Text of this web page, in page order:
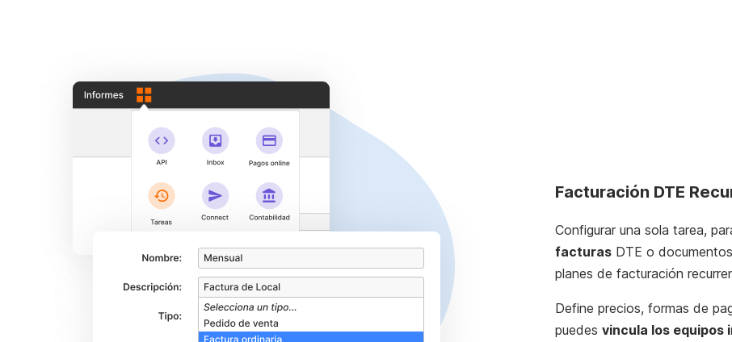
Facturación DTE
Configurar una sola tarea,
facturas DTE o
planes de facturación
Define precios, formas de
puedes vincula los equipos